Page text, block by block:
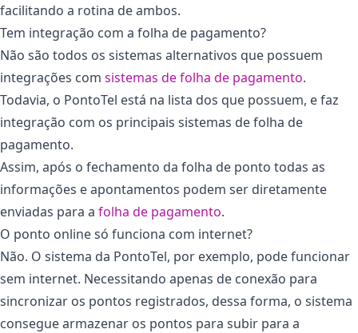
facilitando a rotina de ambos.
Tem integração com a folha de pagamento?
Não são todos os sistemas alternativos que possuem
integrações com sistemas de folha de pagamento.
Todavia, o PontoTel está na lista dos que possuem, e faz
integração com os principais sistemas de folha de
pagamento.
Assim, após o fechamento da folha de ponto todas as
informações e apontamentos podem ser diretamente
enviadas para a folha de pagamento.
O ponto online só funciona com internet?
Não. O sistema da PontoTel, por exemplo, pode funcionar
sem internet. Necessitando apenas de conexão para
sincronizar os pontos registrados, dessa forma, o sistema
consegue armazenar os pontos para subir para a